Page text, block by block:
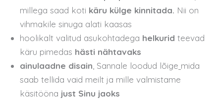
millega saad koti käru külge kinnitada. Nii on
vihmakile sinuga alati kaasas
hoolikalt valitud asukohtadega helkurid teevad
käru pimedas hästi nähtavaks
ainulaadne disain , Sannale loodud lõige mida
saab tellida vaid meilt ja mille valmistame
käsitööna just Sinu jaoks